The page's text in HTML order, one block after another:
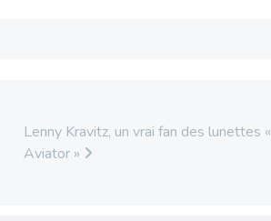
Lenny Kravitz, un vrai fan des lunettes «
Aviator »